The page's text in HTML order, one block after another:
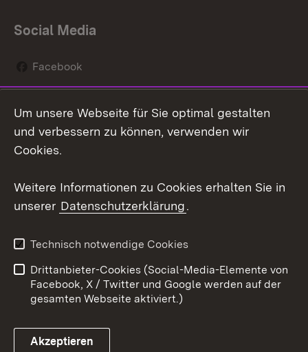
Social Media
Facebook
Social Wall
Youtube
Link zum Landesportal
Kontakt
Datenschutz
Barrierefreiheit
Impressum Cookies
Um unsere Webseite für Sie optimal gestalten
und verbessern zu können, verwenden wir
Cookies.
Weitere Informationen zu Cookies erhalten Sie in
unserer Datenschutzerklärung.
Technisch notwendige Cookies
Drittanbieter-Cookies (Social-Media-Elemente von
Facebook, X / Twitter und Google werden auf der
gesamten Webseite aktiviert.)
Akzeptieren